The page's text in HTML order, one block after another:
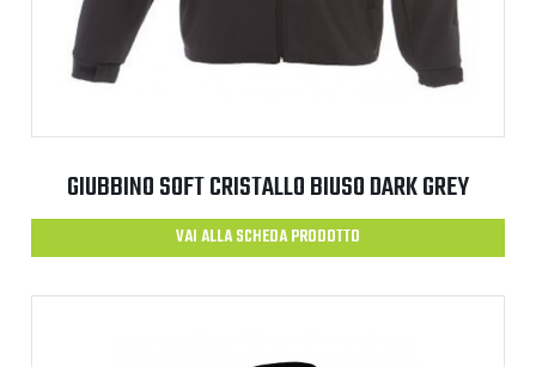
GIUBBINO SOFT CRISTALLO BIUSO DARK GREY
VAI ALLA SCHEDA PRODOTTO